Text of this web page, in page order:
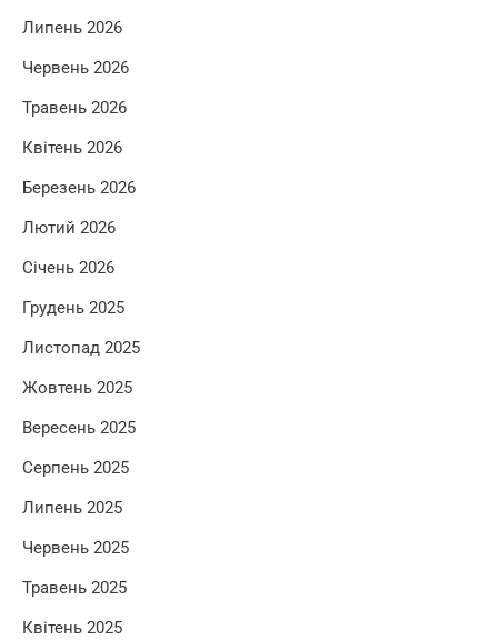
Липень 2026
Червень 2026
Травень 2026
Квітень 2026
Березень 2026
Лютий 2026
Січень 2026
Грудень 2025
Листопад 2025
Жовтень 2025
Вересень 2025
Серпень 2025
Липень 2025
Червень 2025
Травень 2025
Квітень 2025